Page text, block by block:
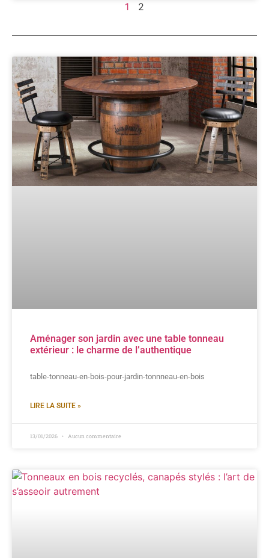
1 2
Aménager son jardin avec une table tonneau
extérieur : le charme de l’authentique
table-tonneau-en-bois-pour-jardin-tonnneau-en-bois
LIRE LA SUITE »
13/01/2026 Aucun commentaire